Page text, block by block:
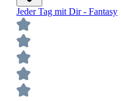
Jeder Tag mit Dir - Fantasy